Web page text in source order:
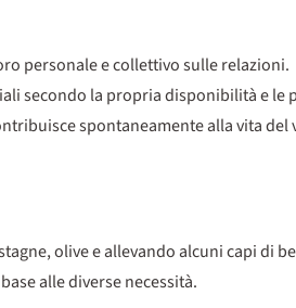
personale e collettivo sulle relazioni.
secondo la propria disponibilità e
spontaneamente alla vita del
olive e allevando alcuni capi di
alle diverse necessità.